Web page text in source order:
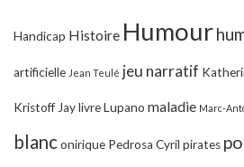
Handicap Histoire Humour
artificielle Jean Teulé jeu narratif
Kristoff JaylivreLupano maladie Marc-
blanconirique Pedrosa Cyril pirates